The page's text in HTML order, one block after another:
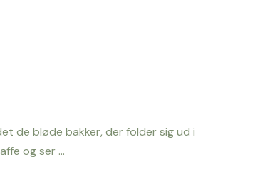
de bløde bakker, der folder sig ud i
og ser …